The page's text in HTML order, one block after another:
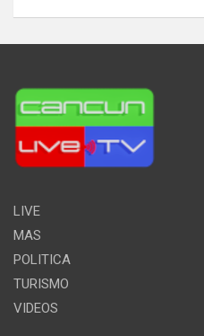
LIVE
MAS
POLITICA
TURISMO
VIDEOS